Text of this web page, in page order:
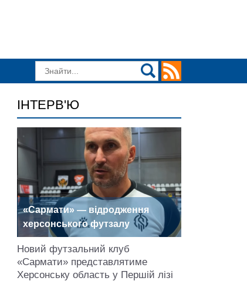
ІНТЕРВ'Ю
«Сармати» — відродження
херсонського футзалу
Новий футзальний клуб
«Сармати» представлятиме
Херсонську область у Першій лізі